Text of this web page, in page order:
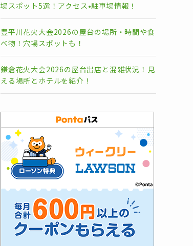
場スポット5選！アクセス•駐車場情報！
豊平川花火大会2026の屋台の場所・時間や食
べ物！穴場スポットも！
鎌倉花火大会2026の屋台出店と混雑状況！見
える場所とホテルを紹介！